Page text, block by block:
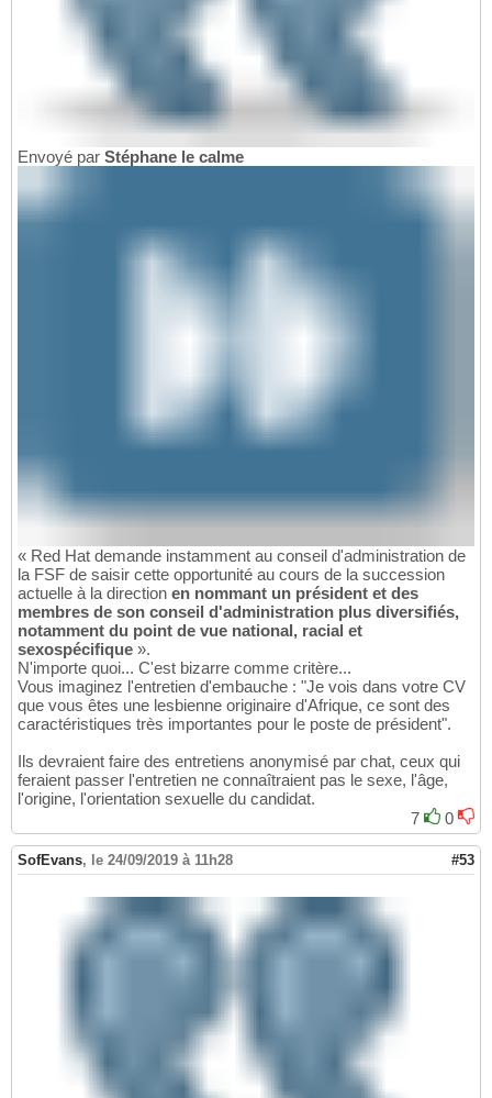
Envoyé par Stéphane le calme
« Red Hat demande instamment au conseil d'administration de
la FSF de saisir cette opportunité au cours de la succession
actuelle à la direction en nommant un président et des
membres de son conseil d'administration plus diversifiés,
notamment du point de vue national, racial et
sexospécifique ».
N'importe quoi... C'est bizarre comme critère...
Vous imaginez l'entretien d'embauche : "Je vois dans votre CV
que vous êtes une lesbienne originaire d'Afrique, ce sont des
caractéristiques très importantes pour le poste de président".
Ils devraient faire des entretiens anonymisé par chat, ceux qui
feraient passer l'entretien ne connaîtraient pas le sexe, l'âge,
l'origine, l'orientation sexuelle du candidat.
7
0
SofEvans, le 24/09/2019 à 11h28 #53